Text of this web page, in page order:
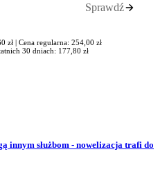
Sprawdź
zł | Cena regularna: 254,00 zł
30 dniach: 177,80 zł
innym służbom - nowelizacja trafi do